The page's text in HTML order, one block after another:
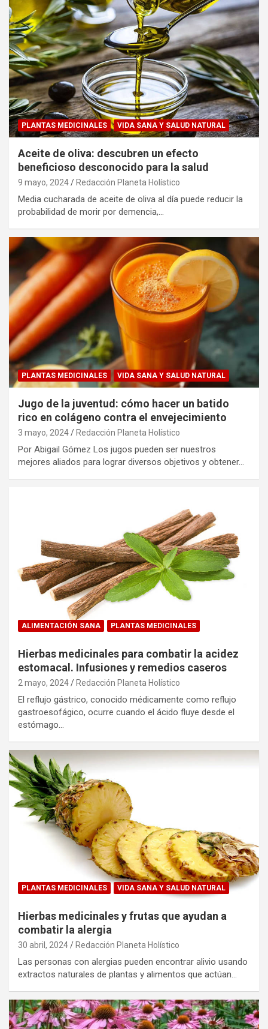
PLANTAS MEDICINALES VIDA SANA Y SALUD NATURAL
Aceite de oliva: descubren un efecto
beneficioso desconocido para la salud
9 mayo, 2024 Redacción Planeta Holístico
Media cucharada de aceite de oliva al día puede reducir la
probabilidad de morir por demencia,…
PLANTAS MEDICINALES VIDA SANA Y SALUD NATURAL
Jugo de la juventud: cómo hacer un batido
rico en colágeno contra el envejecimiento
3 mayo, 2024 Redacción Planeta Holístico
Por Abigail Gómez Los jugos pueden ser nuestros
mejores aliados para lograr diversos objetivos y obtener…
ALIMENTACIÓN SANA PLANTAS MEDICINALES
Hierbas medicinales para combatir la acidez
estomacal. Infusiones y remedios caseros
2 mayo, 2024 Redacción Planeta Holístico
El reflujo gástrico, conocido médicamente como reflujo
gastroesofágico, ocurre cuando el ácido fluye desde el
estómago…
PLANTAS MEDICINALES VIDA SANA Y SALUD NATURAL
Hierbas medicinales y frutas que ayudan a
combatir la alergia
30 abril, 2024 Redacción Planeta Holístico
Las personas con alergias pueden encontrar alivio usando
extractos naturales de plantas y alimentos que actúan…